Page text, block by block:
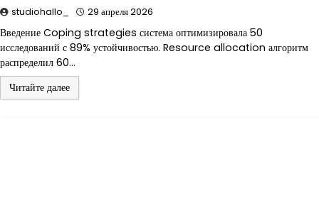
studiohallo_ 29 апреля 2026
Введение Coping strategies система оптимизировала 50
исследований с 89% устойчивостью. Resource allocation алгоритм
распределил 60…
Читайте далее